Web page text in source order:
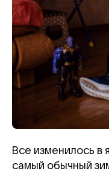
Все изменилось в
самый обычный